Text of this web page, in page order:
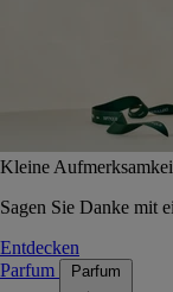
Kleine
Sagen Sie Danke mit
Entdecken
Parfum
Parfum